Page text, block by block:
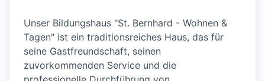
Unser Bildungshaus "St. Bernhard - Wohnen &
Tagen" ist ein traditionsreiches Haus, das für
seine Gastfreundschaft, seinen
zuvorkommenden Service und die